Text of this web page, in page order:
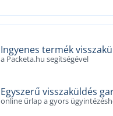
Ingyenes termék
a Packeta.hu segítségével
Egyszerű visszaküldés
online űrlap a gyors